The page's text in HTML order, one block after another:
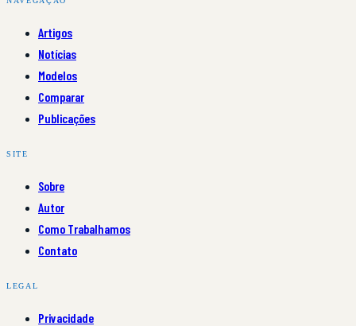
Artigos
Notícias
Modelos
Comparar
Publicações
SITE
Sobre
Autor
Como Trabalhamos
Contato
LEGAL
Privacidade